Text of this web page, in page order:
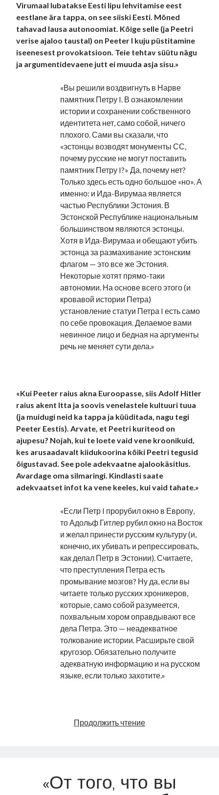
Virumaal lubatakse Eesti lipu lehvitamise eest
eestlane ära tappa, on see siiski Eesti. Mõned
tahavad lausa autonoomiat. Kõige selle (ja Peetri
verise ajaloo taustal) on Peeter I kuju püstitamine
iseenesest provokatsioon. Teie tehtav süütu nägu
ja argumentidevaene jutt ei muuda asja sisu.»
«Вы решили воздвигнуть в Нарве
памятник Петру I. В ознакомлении
истории и сохранении собственного
идентитета нет, само собой, ничего
плохого. Сами вы сказали, что
«эстонцы возводят монументы СС,
почему русские не могут поставить
памятник Петру I?» Да, почему нет?
Только здесь есть одно большое «но». А
именно: и Ида-Вирумаа является
частью Республики Эстония. В
Эстонской Республике национальным
большинством являются эстонцы.
Хотя в Ида-Вирумаа и обещают убить
эстонца за размахивание эстонским
флагом — это все же Эстония.
Некоторые хотят прямо-таки
автономии. На основе всего этого (и
кровавой истории Петра)
установление статуи Петра I есть само
по себе провокация. Делаемое вами
невинное лицо и бедная на аргументы
речь не меняет сути дела.»
«Kui Peeter raius akna Euroopasse, siis Adolf Hitler
raius akent Itta ja soovis venelastele kultuuri tuua
(ja muidugi neid ka tappa ja küüditada, nagu tegi
Peeter Eestis). Arvate, et Peetri kuriteod on
ajupesu? Nojah, kui te loete vaid vene kroonikuid,
kes arusaadavalt kiidukoorina kõiki Peetri tegusid
õigustavad. See pole adekvaatne ajalookäsitlus.
Avardage oma silmaringi. Kindlasti saate
adekvaatset infot ka vene keeles, kui vaid tahate.»
«Если Петр I прорубил окно в Европу,
то Адольф Гитлер рубил окно на Восток
и желал принести русским культуру (и,
конечно, их убивать и репрессировать,
как делал Петр в Эстонии). Считаете,
что преступления Петра есть
промывание мозгов? Ну да, если вы
читаете только русских хроникеров,
которые, само собой разумеется,
похвальным хором оправдывают все
дела Петра. Это — неадекватное
толкование истории. Расширьте свой
кругозор. Обязательно получите
адекватную информацию и на русском
языке, если только захотите.»
Продолжить чтениеЕще
«От того, что вы